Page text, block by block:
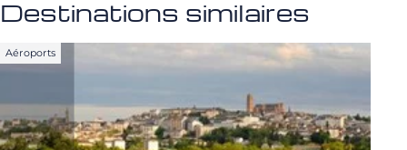
Destinations similaires
Aéroports